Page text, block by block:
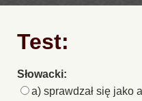
Test:
Słowacki:
a) sprawdzał się jako